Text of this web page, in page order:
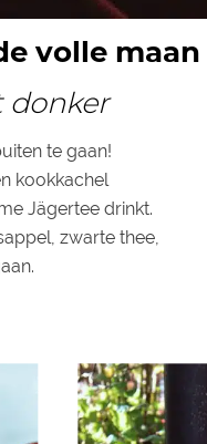
volle maan
donker
te gaan!
kookkachel
Jägertee drinkt.
zwarte thee,